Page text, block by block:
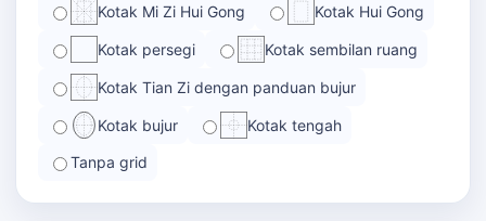
Kotak Mi Zi Hui Gong Kotak Hui Gong
Kotak persegi Kotak sembilan ruang
Kotak Tian Zi dengan panduan bujur
Kotak bujur Kotak tengah
Tanpa grid